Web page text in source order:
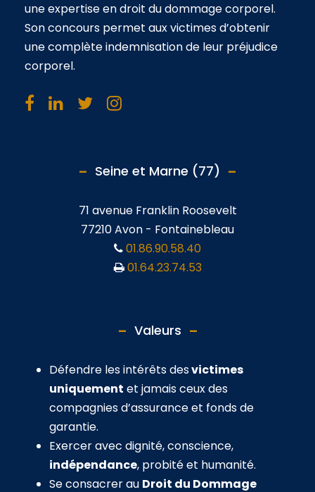
une expertise en droit du dommage corporel.
Son concours permet aux victimes d’obtenir
une complète indemnisation de leur préjudice
corporel.
Seine et Marne (77)
71 avenue Franklin Roosevelt
77210 Avon - Fontainebleau
01.86.90.58.40
01.64.23.74.53
Valeurs
Défendre les intérêts desvictimes
uniquement et jamais ceux des
compagnies d’assurance et fonds de
garantie.
Exercer avec dignité, conscience,
indépendance, probité et humanité.
Se consacrer au Droit du Dommage